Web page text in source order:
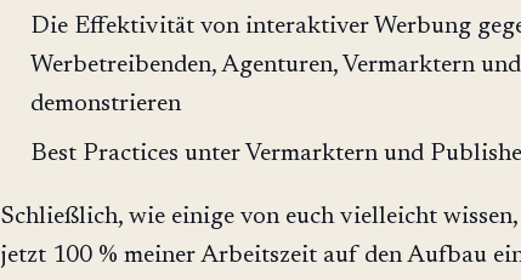
Die Effektivität von interaktiver Werbung
Werbetreibenden, Agenturen, Vermarktern
demonstrieren
Best Practices unter Vermarktern und
Schließlich, wie einige von euch vielleicht
jetzt 100 % meiner Arbeitszeit auf den Aufbau